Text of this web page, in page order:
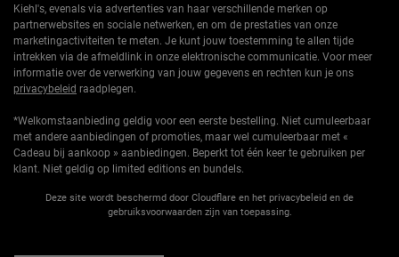
Kiehl's, evenals via advertenties van haar verschillende merken op
partnerwebsites en sociale netwerken, en om de prestaties van onze
marketingactiviteiten te meten. Je kunt jouw toestemming te allen tijde
intrekken via de afmeldlink in onze elektronische communicatie. Voor meer
informatie over de verwerking van jouw gegevens en rechten kun je ons
privacybeleid raadplegen.
*Welkomstaanbieding geldig voor een eerste bestelling. Niet cumuleerbaar
met andere aanbiedingen of promoties, maar wel cumuleerbaar met «
Cadeau bij aankoop » aanbiedingen. Beperkt tot één keer te gebruiken per
klant. Niet geldig op limited editions en bundels.
Deze site wordt beschermd door Cloudflare en het privacybeleid en de
gebruiksvoorwaarden zijn van toepassing.